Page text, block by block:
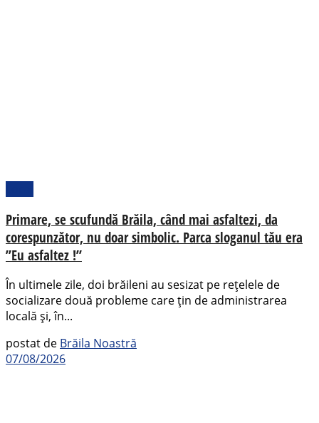
Primare, se scufundă Brăila, când mai asfaltezi, da
corespunzător, nu doar simbolic. Parca sloganul tău era
”Eu asfaltez !”
În ultimele zile, doi brăileni au sesizat pe rețelele de
socializare două probleme care țin de administrarea
locală și, în...
postat de Brăila Noastră
07/08/2026